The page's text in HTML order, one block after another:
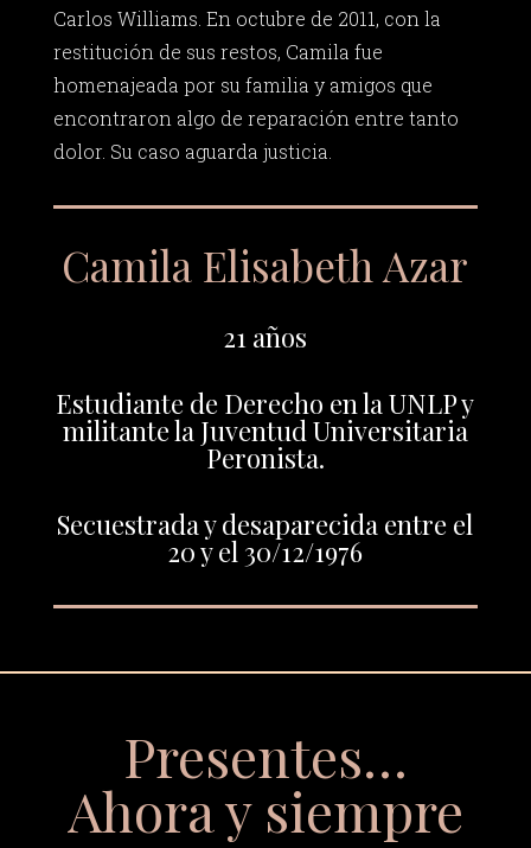
Carlos Williams. En octubre de 2011, con la
restitución de sus restos, Camila fue
homenajeada por su familia y amigos que
encontraron algo de reparación entre tanto
dolor. Su caso aguarda justicia.
Camila Elisabeth Azar
21 años
Estudiante de Derecho en la UNLP y
militante la Juventud Universitaria
Peronista.
Secuestrada y desaparecida entre el
20 y el 30/12/1976
Presentes…
Ahora y siempre